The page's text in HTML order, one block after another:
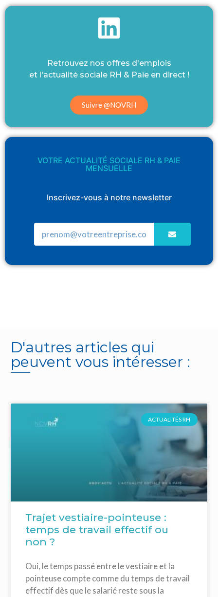
Retrouvez nos offres d'emplois
et l'actualité sociale RH & Paie en direct !
Suivre @NOVRH
VOTRE ACTUALITÉ SOCIALE RH & PAIE
MENSUELLE
Inscrivez-vous à notre newsletter
D'autres articles qui
peuvent vous intéresser :
ACTUALITÉS RH
Trajet vestiaire-pointeuse :
temps de travail effectif ou
non ?
Oui, le temps passé entre le vestiaire et la
pointeuse compte comme du temps de travail
effectif dès que le salarié reste sous la